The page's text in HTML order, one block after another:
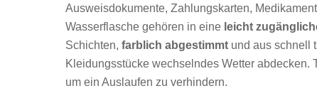
Ausweisdokumente, Zahlungskarten,
Wasserflasche gehören in eine leicht
Schichten, farblich abgestimmt und aus schnell
Kleidungsstücke wechselndes Wetter abdecken.
um ein Auslaufen zu verhindern.